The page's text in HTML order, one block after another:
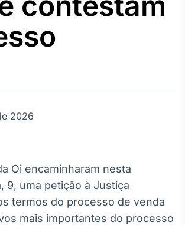
Agro
Broadcast
Energia
O setor de
energia elétrica
2026
Oi encaminharam nesta
9, uma petição à Justiça
termos do processo de venda
mais importantes do processo